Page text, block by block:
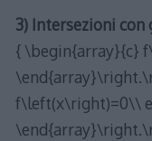
3) Intersezioni con
{ \begin{array}{c}
f\left(x\right)=0\\